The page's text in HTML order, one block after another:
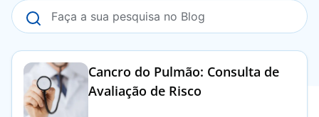
Cancro do Pulmão: Consulta de
Avaliação de Risco